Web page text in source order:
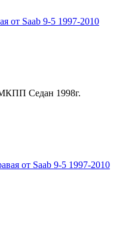
от Saab 9-5 1997-2010
Седан 1998г.
от Saab 9-5 1997-2010